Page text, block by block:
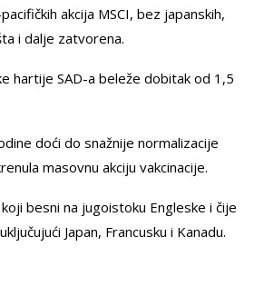
akcija MSCI, bez japanskih,
i dalje zatvorena.
hartije SAD-a beleže dobitak od 1,5
doći do snažnije normalizacije
masovnu akciju vakcinacije.
besni na jugoistoku Engleske i čije
Japan, Francusku i Kanadu.